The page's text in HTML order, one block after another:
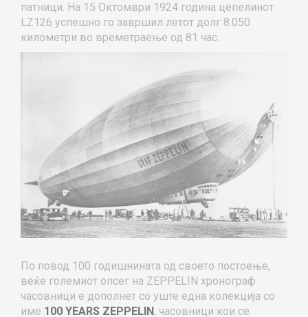
патници. На 15 Октомври 1924 година цепелинот
LZ126 успешно го завршил летот долг 8.050
километри во времетраење од 81 час.
По повод 100 годишнината од своето постоење,
веќе големиот опсег на ZEPPELIN хронограф
часовници е дополнет со уште eдна колекција со
име 100 YEARS ZEPPELIN, часовници кои се